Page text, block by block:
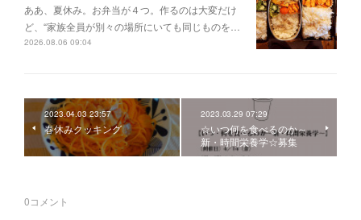
ああ、夏休み。お弁当が４つ。作るのは大変だけ
ど、“家族全員が別々の場所にいても同じものを…
2026.08.06 09:04
2023.04.03 23:57
春休みクッキング
2023.03.29 07:29
☆いつ何を食べるのか～
新・時間栄養学☆募集
0コメント